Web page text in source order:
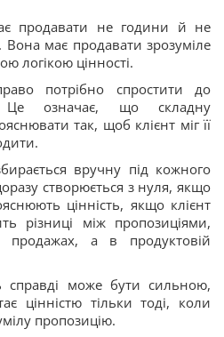
продавати не години й не
Вона має продавати зрозуміле
логікою цінності.
потрібно спростити до
Це означає, що складну
так, щоб клієнт міг її
вручну під кожного
створюється з нуля, якщо
цінність, якщо клієнт
різниці між пропозиціями,
а в продуктовій
справді може бути сильною,
цінністю тільки тоді, коли
пропозицію.